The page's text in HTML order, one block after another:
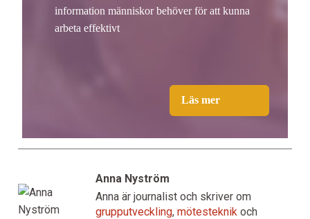
information människor behöver för att kunna
arbeta effektivt
Läs mer
Anna Nyström
Anna är journalist och skriver om
grupputveckling, mötesteknik och